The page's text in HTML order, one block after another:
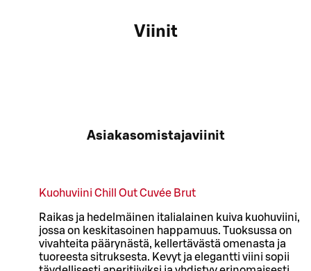
Viinit
Asiakasomistajaviinit
Kuohuviini Chill Out Cuvée Brut
Raikas ja hedelmäinen italialainen kuiva kuohuviini,
jossa on keskitasoinen happamuus. Tuoksussa on
vivahteita päärynästä, kellertävästä omenasta ja
tuoreesta sitruksesta. Kevyt ja elegantti viini sopii